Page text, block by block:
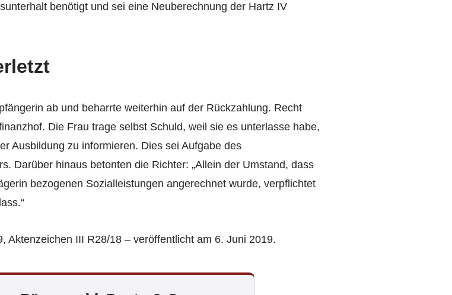
benötigt und sei eine Neuberechnung der Hartz IV
ab und beharrte weiterhin auf der Rückzahlung. Recht
Die Frau trage selbst Schuld, weil sie es unterlasse habe,
Ausbildung zu informieren. Dies sei Aufgabe des
Darüber hinaus betonten die Richter: „Allein der Umstand, dass
bezogenen Sozialleistungen angerechnet wurde, verpflichtet
Aktenzeichen III R28/18 – veröffentlicht am 6. Juni 2019.